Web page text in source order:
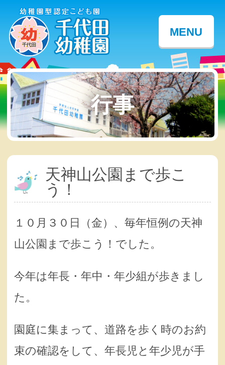
MENU
行事
天神山公園まで歩こ
う！
１０月３０日（金）、毎年恒例の天神
山公園まで歩こう！でした。
今年は年長・年中・年少組が歩きまし
た。
園庭に集まって、道路を歩く時のお約
束の確認をして、年長児と年少児が手